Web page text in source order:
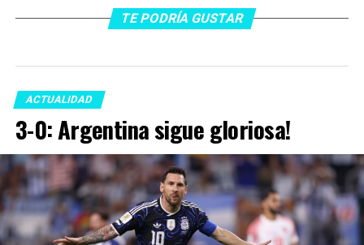
TE PODRÍA GUSTAR
ACTUALIDAD
3-0: Argentina sigue gloriosa!